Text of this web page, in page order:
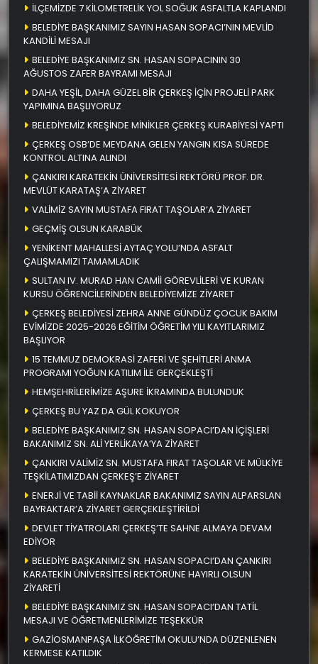
İLÇEMİZDE 7 KİLOMETRELİK YOL SOĞUK ASFALTLA KAPLANDI
BELEDİYE BAŞKANIMIZ SAYIN HASAN SOPACI’NIN MEVLİD
KANDİLİ MESAJI
BELEDİYE BAŞKANIMIZ SN. HASAN SOPACININ 30
AĞUSTOS ZAFER BAYRAMI MESAJI
DAHA YEŞİL, DAHA GÜZEL BİR ÇERKEŞ İÇİN PROJELİ PARK
YAPIMINA BAŞLIYORUZ
BELEDİYEMİZ KREŞİNDE MİNİKLER ÇERKEŞ KURABİYESİ YAPTI
ÇERKEŞ OSB’DE MEYDANA GELEN YANGIN KISA SÜREDE
KONTROL ALTINA ALINDI
ÇANKIRI KARATEKİN ÜNİVERSİTESİ REKTÖRÜ PROF. DR.
MEVLÜT KARATAŞ’A ZİYARET
VALİMİZ SAYIN MUSTAFA FIRAT TAŞOLAR’A ZİYARET
GEÇMİŞ OLSUN KARABÜK
YENİKENT MAHALLESİ AYTAÇ YOLU’NDA ASFALT
ÇALIŞMAMIZI TAMAMLADIK
SULTAN IV. MURAD HAN CAMİİ GÖREVLİLERİ VE KURAN
KURSU ÖĞRENCİLERİNDEN BELEDİYEMİZE ZİYARET
ÇERKEŞ BELEDİYESİ ZEHRA ANNE GÜNDÜZ ÇOCUK BAKIM
EVİMİZDE 2025-2026 EĞİTİM ÖĞRETİM YILI KAYITLARIMIZ
BAŞLIYOR
15 TEMMUZ DEMOKRASİ ZAFERİ VE ŞEHİTLERİ ANMA
PROGRAMI YOĞUN KATILIM İLE GERÇEKLEŞTİ
HEMŞEHRİLERİMİZE AŞURE İKRAMINDA BULUNDUK
ÇERKEŞ BU YAZ DA GÜL KOKUYOR
BELEDİYE BAŞKANIMIZ SN. HASAN SOPACI’DAN İÇİŞLERİ
BAKANIMIZ SN. ALİ YERLİKAYA’YA ZİYARET
ÇANKIRI VALİMİZ SN. MUSTAFA FIRAT TAŞOLAR VE MÜLKİYE
TEŞKİLATIMIZDAN ÇERKEŞ’E ZİYARET
ENERJİ VE TABİİ KAYNAKLAR BAKANIMIZ SAYIN ALPARSLAN
BAYRAKTAR’A ZİYARET GERÇEKLEŞTİRİLDİ
DEVLET TİYATROLARI ÇERKEŞ’TE SAHNE ALMAYA DEVAM
EDİYOR
BELEDİYE BAŞKANIMIZ SN. HASAN SOPACI’DAN ÇANKIRI
KARATEKİN ÜNİVERSİTESİ REKTÖRÜNE HAYIRLI OLSUN
ZİYARETİ
BELEDİYE BAŞKANIMIZ SN. HASAN SOPACI’DAN TATİL
MESAJI VE ÖĞRETMENLERİMİZE TEŞEKKÜR
GAZİOSMANPAŞA İLKÖĞRETİM OKULU’NDA DÜZENLENEN
KERMESE KATILDIK